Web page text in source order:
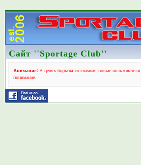
Сайт ''Sportage Club''
Внимание!В целях борьбы со спамом, новые пользователи
понимание.